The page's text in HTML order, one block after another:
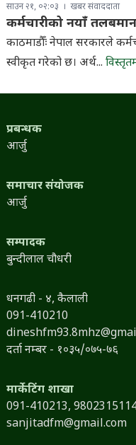
साउन २१, ०२:०३ खबर संवाददाता
कर्मचारीको नयाँ
काठमाडौँः नेपाल सरकारले
स्वीकृत गरेको छ। अर्थ...
प्रबन्धक
आर्जु
समाचार संयोजक
आर्जु
सम्पादक
बुन्दीलाल चौधरी
धनगढी - ४, कैलाली
091-410210
दर्ता नम्बर - १०३५/०७५-७६
मार्केटिंग शाखा
091-410213,
sanjitadfm@gmail.com